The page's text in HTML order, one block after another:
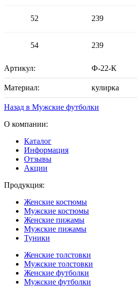
52 239
54 239
Артикул: Ф-22-К
Материал: кулирка
Назад в Мужские футболки
О компании:
Каталог
Информация
Отзывы
Акции
Продукция:
Женские костюмы
Мужские костюмы
Женские пижамы
Мужские пижамы
Туники
Женские толстовки
Мужские толстовки
Женские футболки
Мужские футболки